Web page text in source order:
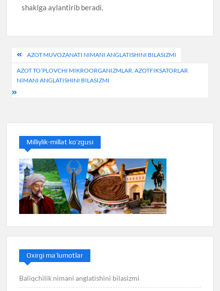
shaklga aylantirib beradi.
Post
menyusi
AZOT MUVOZANATI NIMANI ANGLATISHINI BILASIZMI
AZOT TO’PLOVCHI MIKROORGANIZMLAR, AZOTFIKSATORLAR
NIMANI ANGLATISHINI BILASIZMI
Milliylik-millat ko’zgusi
Oxirgi ma’lumotlar
Baliqchilik nimani anglatishini bilasizmi